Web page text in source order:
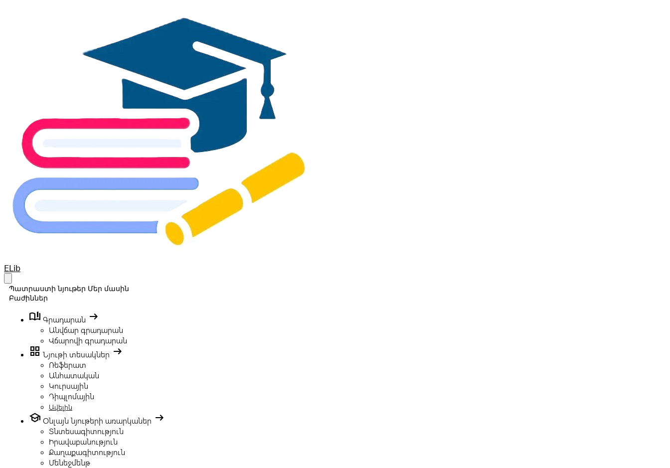
Your Company
ELib
Պատրաստի նյութեր Մեր մասին
Բաժիններ
book_ribbon Գրադարան arrow_right_alt
Անվճար գրադարան
Վճարովի գրադարան
grid_view Նյութի տեսակներ arrow_right_alt
Ռեֆերատ
Անհատական
Կուրսային
Դիպլոմային
Ավելին
school Օնլայն նյութերի առարկաներ arrow_right_alt
Տնտեսագիտություն
Իրավաբանություն
Քաղաքագիտություն
Մենեջմենթ